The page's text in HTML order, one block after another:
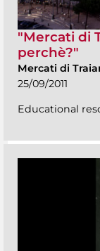
"Mercati di
perchè?"
Mercati di
25/09/2011
Educational